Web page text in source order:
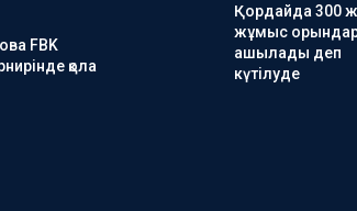
FBK
қола
Қордайда 300
жұмыс
ашылады деп
күтілуде